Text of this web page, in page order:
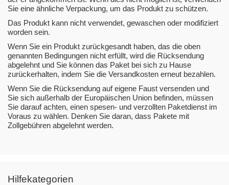
Sie eine ähnliche Verpackung, um das Produkt zu schützen.
Das Produkt kann nicht verwendet, gewaschen oder modifiziert
worden sein.
Wenn Sie ein Produkt zurückgesandt haben, das die oben
genannten Bedingungen nicht erfüllt, wird die Rücksendung
abgelehnt und Sie können das Paket bei sich zu Hause
zurückerhalten, indem Sie die Versandkosten erneut bezahlen.
Wenn Sie die Rücksendung auf eigene Faust versenden und
Sie sich außerhalb der Europäischen Union befinden, müssen
Sie darauf achten, einen spesen- und verzollten Paketdienst im
Voraus zu wählen. Denken Sie daran, dass Pakete mit
Zollgebühren abgelehnt werden.
Hilfekategorien